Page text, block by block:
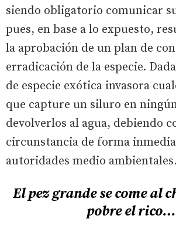
siendo obligatorio comunicar
pues, en base a lo expuesto,
la aprobación de un plan de
erradicación de la especie.
de especie exótica invasora
que capture un siluro en
devolverlos al agua, debiendo
circunstancia de forma
autoridades medio ambientales.
El pez grande se come al
pobre el rico…